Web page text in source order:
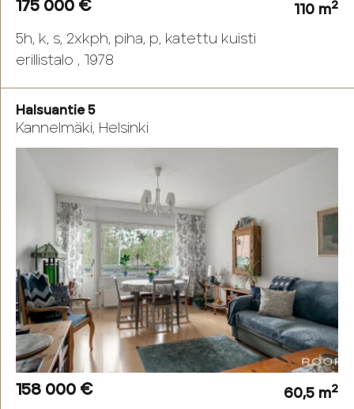
175 000 € 110 m2
5h, k, s, 2xkph, piha, p, katettu kuisti
erillistalo , 1978
Halsuantie 5
Kannelmäki, Helsinki
158 000 € 60,5 m2